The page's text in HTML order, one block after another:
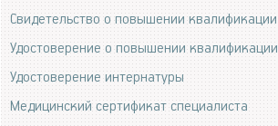
Свидетельство о повышении квалификации
Удостоверение о повышении квалификации
Удостоверение интернатуры
Медицинский сертификат специалиста